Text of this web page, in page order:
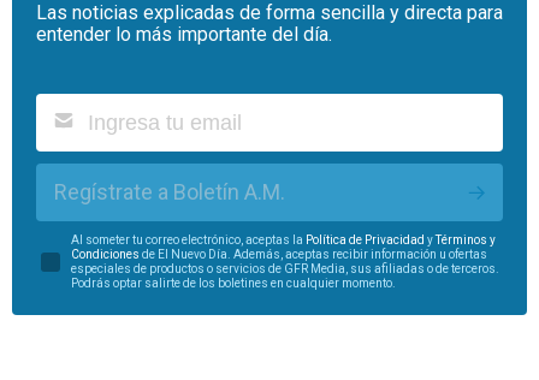
Las noticias explicadas de forma sencilla y directa para
entender lo más importante del día.
Regístrate a Boletín A.M.
Al someter tu correo electrónico, aceptas la Política de Privacidad yTérminos y
Condiciones de El Nuevo Día. Además, aceptas recibir información u ofertas
especiales de productos o servicios de GFR Media, sus afiliadas o de terceros.
Podrás optar salirte de los boletines en cualquier momento.